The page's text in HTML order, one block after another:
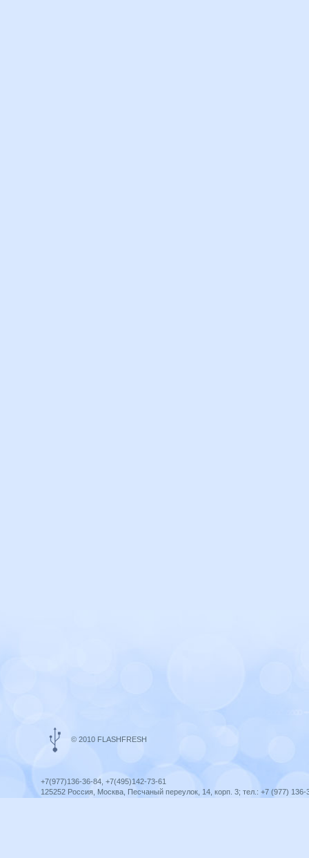
© 2010 FLASHFRESH
+7(977)136-36-84, +7(495)142-73-61
125252 Россия, Москва, Песчаный переулок, 14, корп. 3; тел.: +7 (977) 136-